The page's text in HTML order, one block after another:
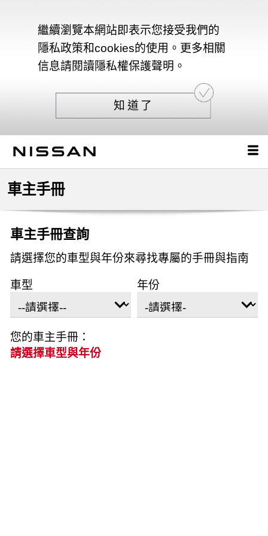
繼續瀏覽本網站即表示您接受我們的
隱私政策和cookies的使用。更多相關
信息請閱讀隱私權保護聲明。
知道了
車主手冊
車主手冊查詢
請選擇您的車型與年份來尋找專屬的手冊與指南
車型 年份
您的車主手冊：
請選擇車型與年份